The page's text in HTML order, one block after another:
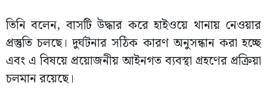
তিনি বলেন, বাসটি উদ্ধার করে হাইওয়ে থানায় নেওয়ার
প্রস্তুতি চলছে। দুর্ঘটনার সঠিক কারণ অনুসন্ধান করা হচ্ছে
এবং এ বিষয়ে প্রয়োজনীয় আইনগত ব্যবস্থা গ্রহণের প্রক্রিয়া
চলমান রয়েছে।